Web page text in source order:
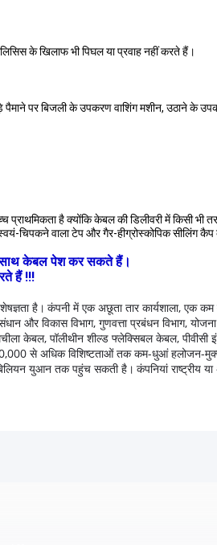
के खिलाफ भी पिघल या प्रवाह नहीं करते हैं।
पर बिजली के उपकरण वाशिंग मशीन, उठाने के
है क्योंकि केबल की डिलीवरी में किसी भी
चिपकने वाला टेप और गैर-हीग्रोस्कोपिक
के साथ केबल पेश कर सकते हैं।
हैं !!!
है। कंपनी में एक अछूता तार कार्यशाला, एक
और विकास विभाग, गुणवत्ता प्रबंधन विभाग, योजना
केबल, पॉलीथीन शील्ड फ्लेक्सिबल केबल,
से अधिक विशिष्टताओं तक कम-धुआं
बिलियन युआन तक पहुंच सकती है। कंपनियां राष्ट्रीय